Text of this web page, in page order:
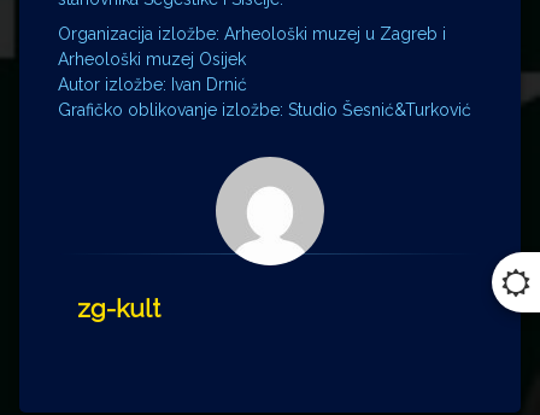
Organizacija izložbe: Arheološki muzej u Zagreb i
Arheološki muzej Osijek
Autor izložbe: Ivan Drnić
Grafičko oblikovanje izložbe: Studio Šesnić&Turković
zg-kult